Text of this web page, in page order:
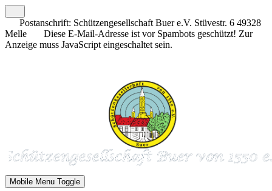
Postanschrift: Schützengesellschaft Buer e.V. Stüvestr. 6 49328
Melle
Diese E-Mail-Adresse ist vor Spambots geschützt! Zur
Anzeige muss JavaScript eingeschaltet sein.
Mobile Menu Toggle